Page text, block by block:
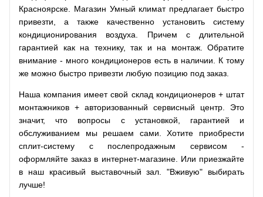
Красноярске. Магазин Умный климат предлагает быстро
привезти, а также качественно установить систему
кондиционирования воздуха. Причем с длительной
гарантией как на технику, так и на монтаж. Обратите
внимание - много кондиционеров есть в наличии. К тому
же можно быстро привезти любую позицию под заказ.
Наша компания имеет свой склад кондиционеров + штат
монтажников + авторизованный сервисный центр. Это
значит, что вопросы с установкой, гарантией и
обслуживанием мы решаем сами. Хотите приобрести
сплит-систему с послепродажным сервисом -
оформляйте заказ в интернет-магазине. Или приезжайте
в наш красивый выставочный зал. "Вживую" выбирать
лучше!